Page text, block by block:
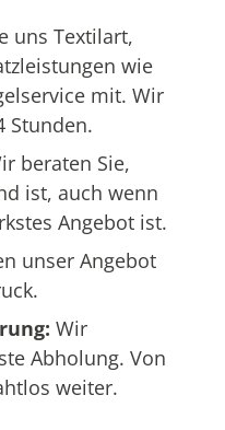
uns Textilart,
wie
mit. Wir
Stunden.
beraten Sie,
ist, auch wenn
Angebot ist.
unser Angebot
Wir
Abholung. Von
weiter.